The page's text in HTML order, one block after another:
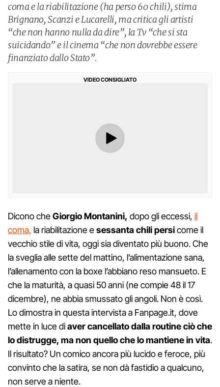
coma e la riabilitazione (ha perso 60 chili), stima
Brignano, Scanzi e Lucarelli, ma critica gli artisti
“che non hanno nulla da dire”, la Tv “che si sta
suicidando” e il cinema “che non dovrebbe essere
finanziato dallo Stato”.
VIDEO CONSIGLIATO
Dicono cheGiorgio Montanini, dopo gli eccessi, il
coma, la riabilitazione esessanta chili persicome il
vecchio stile di vita, oggi sia diventato più buono. Che
la sveglia alle sette del mattino, l’alimentazione sana,
l’allenamento con la boxe l’abbiano reso mansueto. E
che la maturità, a quasi 50 anni (ne compie 48 il 17
dicembre), ne abbia smussato gli angoli. Non è così.
Lo dimostra in questa intervista a Fanpage.it, dove
mette in luce diaver cancellato dalla routine ciò che
lo distrugge, ma non quello che lo mantiene in vita.
Il risultato? Un comico ancora più lucido e feroce, più
convinto che la satira, se non dà fastidio a qualcuno,
non serve a niente.